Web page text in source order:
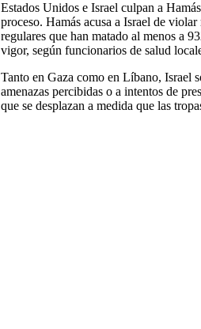
Estados Unidos e Israel culpan a
proceso. Hamás acusa a Israel de
regulares que han matado al menos a
vigor, según funcionarios de salud
Tanto en Gaza como en Líbano, Israel
amenazas percibidas o a intentos de
que se desplazan a medida que las